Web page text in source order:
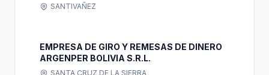
SANTIVAÑEZ
EMPRESA DE GIRO Y REMESAS DE DINERO
ARGENPER BOLIVIA S.R.L.
SANTA CRUZ DE LA SIERRA